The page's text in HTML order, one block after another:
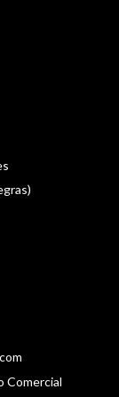
Comercial